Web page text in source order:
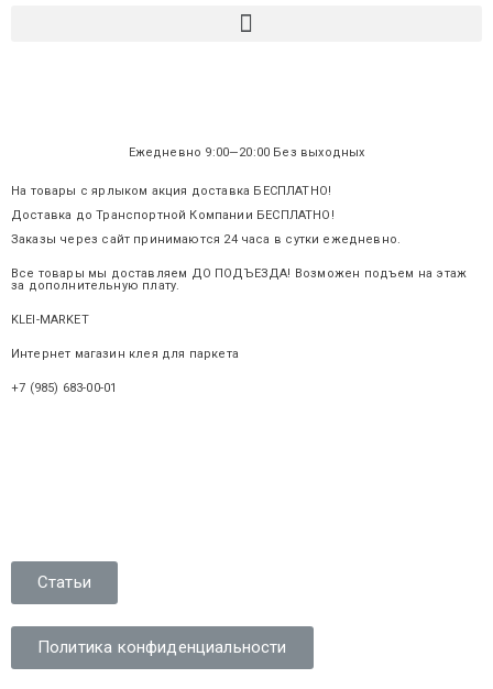
Ежедневно 9:00—20:00 Без выходных
На товары с ярлыком акция доставка БЕСПЛАТНО!
Доставка до Транспортной Компании БЕСПЛАТНО!
Заказы через сайт принимаются 24 часа в сутки ежедневно.
Все товары мы доставляем ДО ПОДЪЕЗДА! Возможен подъем на этаж
за дополнительную плату.
KLEI-MARKET.ru
Интернет магазин клея для паркета
+7 (985) 683-00-01
Статьи
Политика конфиденциальности